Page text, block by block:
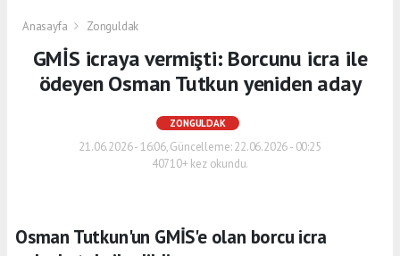
Anasayfa Zonguldak
GMİS icraya vermişti: Borcunu icra ile
ödeyen Osman Tutkun yeniden aday
ZONGULDAK
21.06.2026 - 16:06, Güncelleme: 22.06.2026 - 00:25
40710+ kez okundu.
Osman Tutkun'un GMİS'e olan borcu icra